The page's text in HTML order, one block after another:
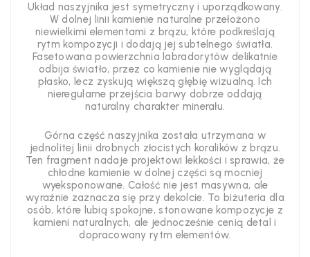
Układ naszyjnika jest symetryczny i uporządkowany.
W dolnej linii kamienie naturalne przełożono
niewielkimi elementami z brązu, które podkreślają
rytm kompozycji i dodają jej subtelnego światła.
Fasetowana powierzchnia labradorytów delikatnie
odbija światło, przez co kamienie nie wyglądają
płasko, lecz zyskują większą głębię wizualną. Ich
nieregularne przejścia barwy dobrze oddają
naturalny charakter minerału.
Górna część naszyjnika została utrzymana w
jednolitej linii drobnych złocistych koralików z brązu.
Ten fragment nadaje projektowi lekkości i sprawia, że
chłodne kamienie w dolnej części są mocniej
wyeksponowane. Całość nie jest masywna, ale
wyraźnie zaznacza się przy dekolcie. To biżuteria dla
osób, które lubią spokojne, stonowane kompozycje z
kamieni naturalnych, ale jednocześnie cenią detal i
dopracowany rytm elementów.